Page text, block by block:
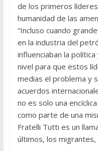
de los primeros
humanidad de las
“Incluso cuando
en la industria del
influenciaban la
nivel para que estos
medias el problema y
acuerdos
no es solo una
como parte de una
Fratelli Tutti es un
últimos, los migrantes,